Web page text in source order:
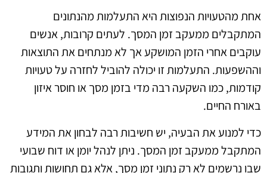
אחת מהטעויות הנפוצות היא התעלמות מהנתונים
המתקבלים ממעקב זמן המסך. לעתים קרובות, אנשים
עוקבים אחרי הזמן המושקע אך לא מנתחים את התוצאות
וההשפעות. התעלמות זו יכולה להוביל לחזרה על טעויות
קודמות, כמו השקעה רבה מדי בזמן מסך או חוסר איזון
באורח החיים.
כדי למנוע את הבעיה, יש חשיבות רבה לבחון את המידע
המתקבל ממעקב זמן המסך. ניתן לנהל יומן או דוח שבועי
שבו נרשמים לא רק נתוני זמן מסך, אלא גם תחושות ותגובות